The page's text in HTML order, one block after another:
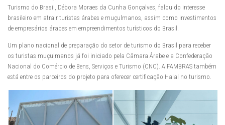
Turismo do Brasil, Débora Moraes da Cunha Gonçalves, falou do interesse
brasileiro em atrair turistas árabes e muçulmanos, assim como investimentos
de empresários árabes em empreendimentos turísticos do Brasil.
Um plano nacional de preparação do setor de turismo do Brasil para receber
os turistas muçulmanos já foi iniciado pela Câmara Árabe e a Confederação
Nacional do Comércio de Bens, Serviços e Turismo (CNC). A FAMBRAS também
está entre os parceiros do projeto para oferecer certificação Halal no turismo.